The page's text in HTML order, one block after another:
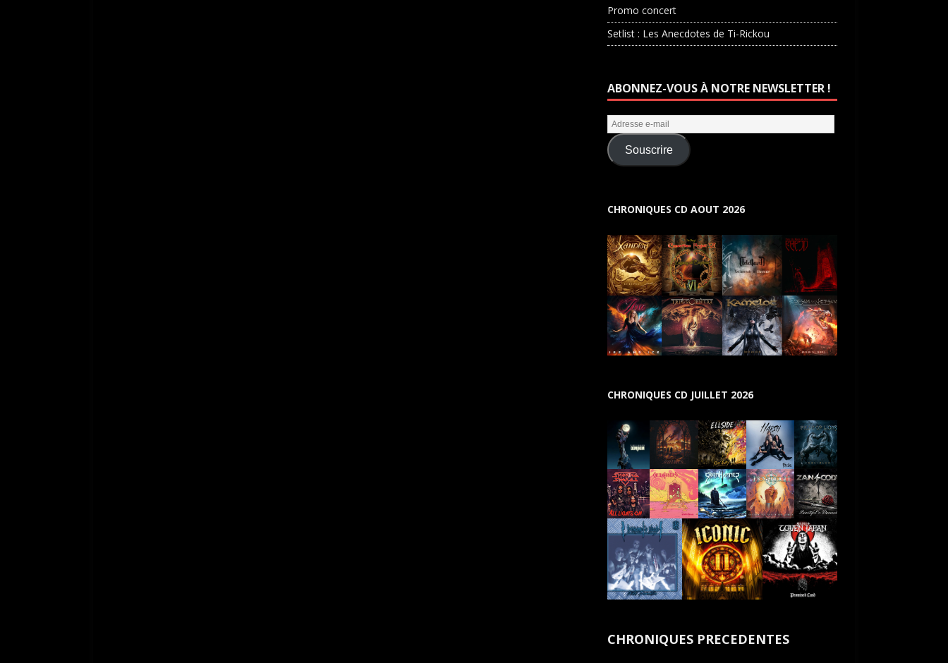
Promo concert
Setlist : Les Anecdotes de Ti-Rickou
ABONNEZ-VOUS À NOTRE NEWSLETTER !
Souscrire
CHRONIQUES CD AOUT 2026
CHRONIQUES CD JUILLET 2026
CHRONIQUES PRECEDENTES